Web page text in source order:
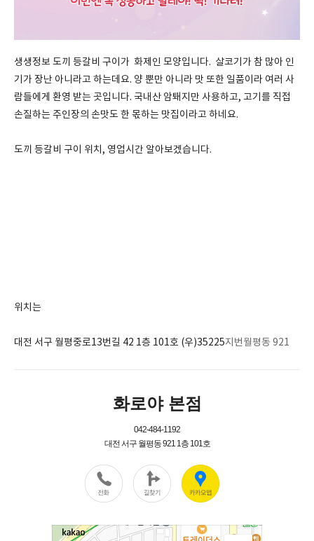
생생정보 도끼 등갈비 구이가 화제인 모양입니다. 살코기가 참 많아 인
기가 장난 아니라고 하는데요. 양 뿐만 아니라 맛 또한 일품이라 여러 사
람들에게 환영 받는 곳입니다. 국내산 암퇘지만 사용하고, 고기를 직접
손질하는 주인장의 손맛도 한 몫하는 맛집이라고 하네요.
도끼 등갈비 구이 위치, 영업시간 알아보겠습니다.
위치는
대전 서구 월평중로13번길 42 1층 101호 (우)35225지번월평동 921